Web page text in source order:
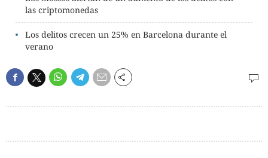
las criptomonedas
Los delitos crecen un 25% en Barcelona durante el
verano